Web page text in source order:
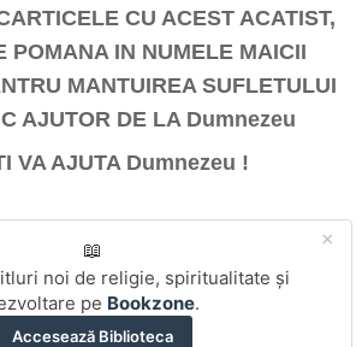
CU ACEST ACATIST,
POMANA IN NUMELE MAICII
MANTUIREA SUFLETULUI
AJUTOR DE LA Dumnezeu
VA AJUTA Dumnezeu !
📖
noi de religie, spiritualitate și
pe Bookzone.
Accesează Biblioteca
×